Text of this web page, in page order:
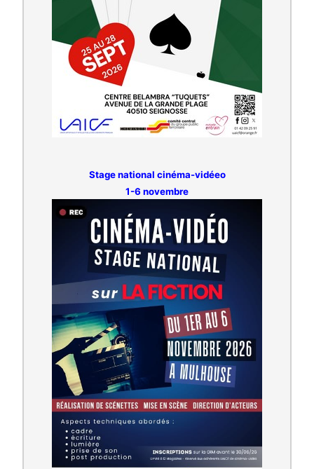
Stage national cinéma-vidéeo
1-6 novembre